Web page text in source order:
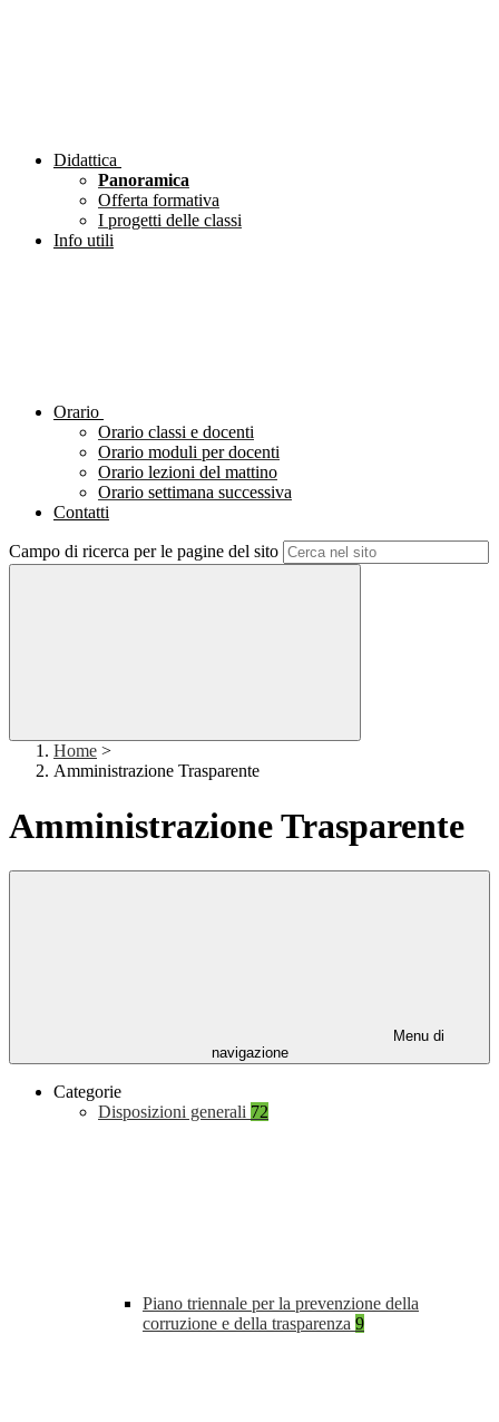
Didattica
Panoramica
Offerta formativa
I progetti delle classi
Info utili
Orario
Orario classi e docenti
Orario moduli per docenti
Orario lezioni del mattino
Orario settimana successiva
Contatti
Campo di ricerca per le pagine del sito
Home >
Amministrazione Trasparente
Amministrazione Trasparente
Menu di
navigazione
Categorie
Disposizioni generali 72
Piano triennale per la prevenzione della
corruzione e della trasparenza 9